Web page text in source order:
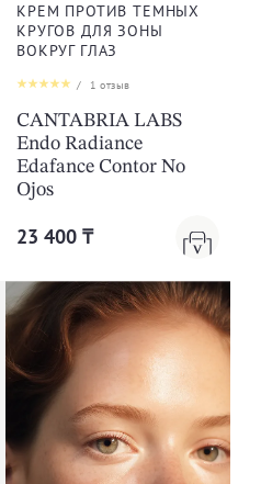
КРЕМ ПРОТИВ ТЕМНЫХ
КРУГОВ ДЛЯ ЗОНЫ
ВОКРУГ ГЛАЗ
/ 1 отзыв
CANTABRIA LABS
Endo Radiance
Edafance Contor No
Ojos
23 400 ₸